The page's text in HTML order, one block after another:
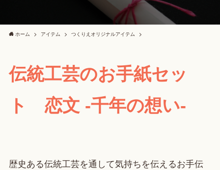
ホーム アイテム つくりえオリジナルアイテム
伝統工芸のお手紙セッ
ト 恋文 -千年の想い-
歴史ある伝統工芸を通して気持ちを伝えるお手伝